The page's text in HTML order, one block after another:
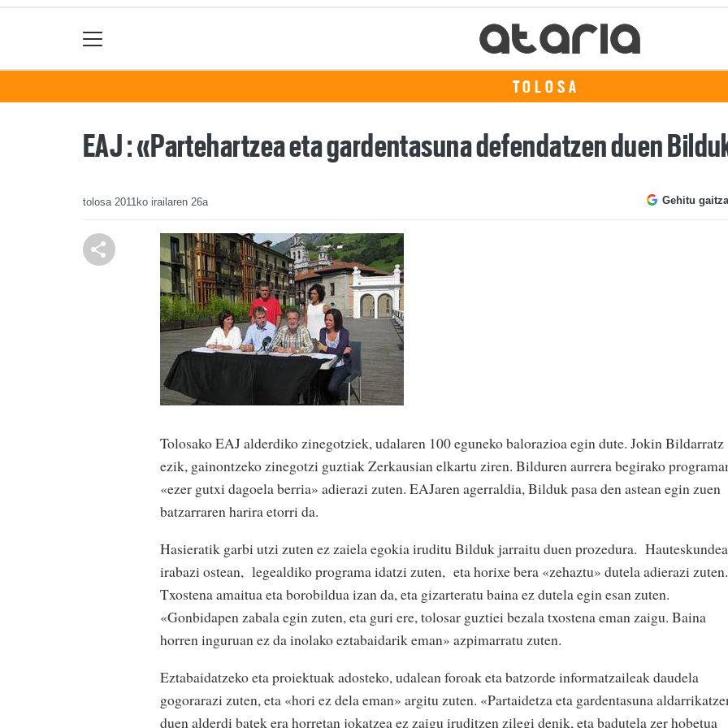
TOLOSA
EAJ : «Partehartzea eta gardentasuna defendatzen duen
tolosa 2011ko irailaren 26a Gehitu
Tolosako EAJ alderdiko zinegotziek, udalaren 100 eguneko balorazioa egin dute. Jokin Bildarratz
ezik, gainontzeko zinegotzi guztiak Zerkausian elkartu ziren. Bilduren aurrera begirako
«ezer gutxi dagoela berria» adierazi zuten. EAJaren agerraldia, Bilduk pasa den astean egin zuen
batzarraren harira etorri da.
Hasieratik garbi utzi zuten ez zaiela egokia iruditu Bilduk jarraitu duen prozedura.
irabazi ostean, legealdiko programa idatzi zuten, eta horixe bera «zehaztu» dutela adierazi zuten.
Txostena amaitua eta borobildua izan da, eta gizarteratu baina ez dutela egin esan zuten.
«Gonbidapen zabala egin zuten, eta guri ere, tolosar guztiei bezala txostena eman zaigu. Baina
horren inguruan ez da inolako eztabaidarik eman» azpimarratu zuten.
Eztabaidatzeko eta proiektuak adosteko, udalean foroak eta batzorde informatzaileak daudela
gogorarazi zuten, eta «hori ez dela eman» argitu zuten. «Partaidetza eta gardentasuna
duen alderdi batek era horretan jokatzea ez zaigu iruditzen zilegi denik, eta badutela zer hobetua